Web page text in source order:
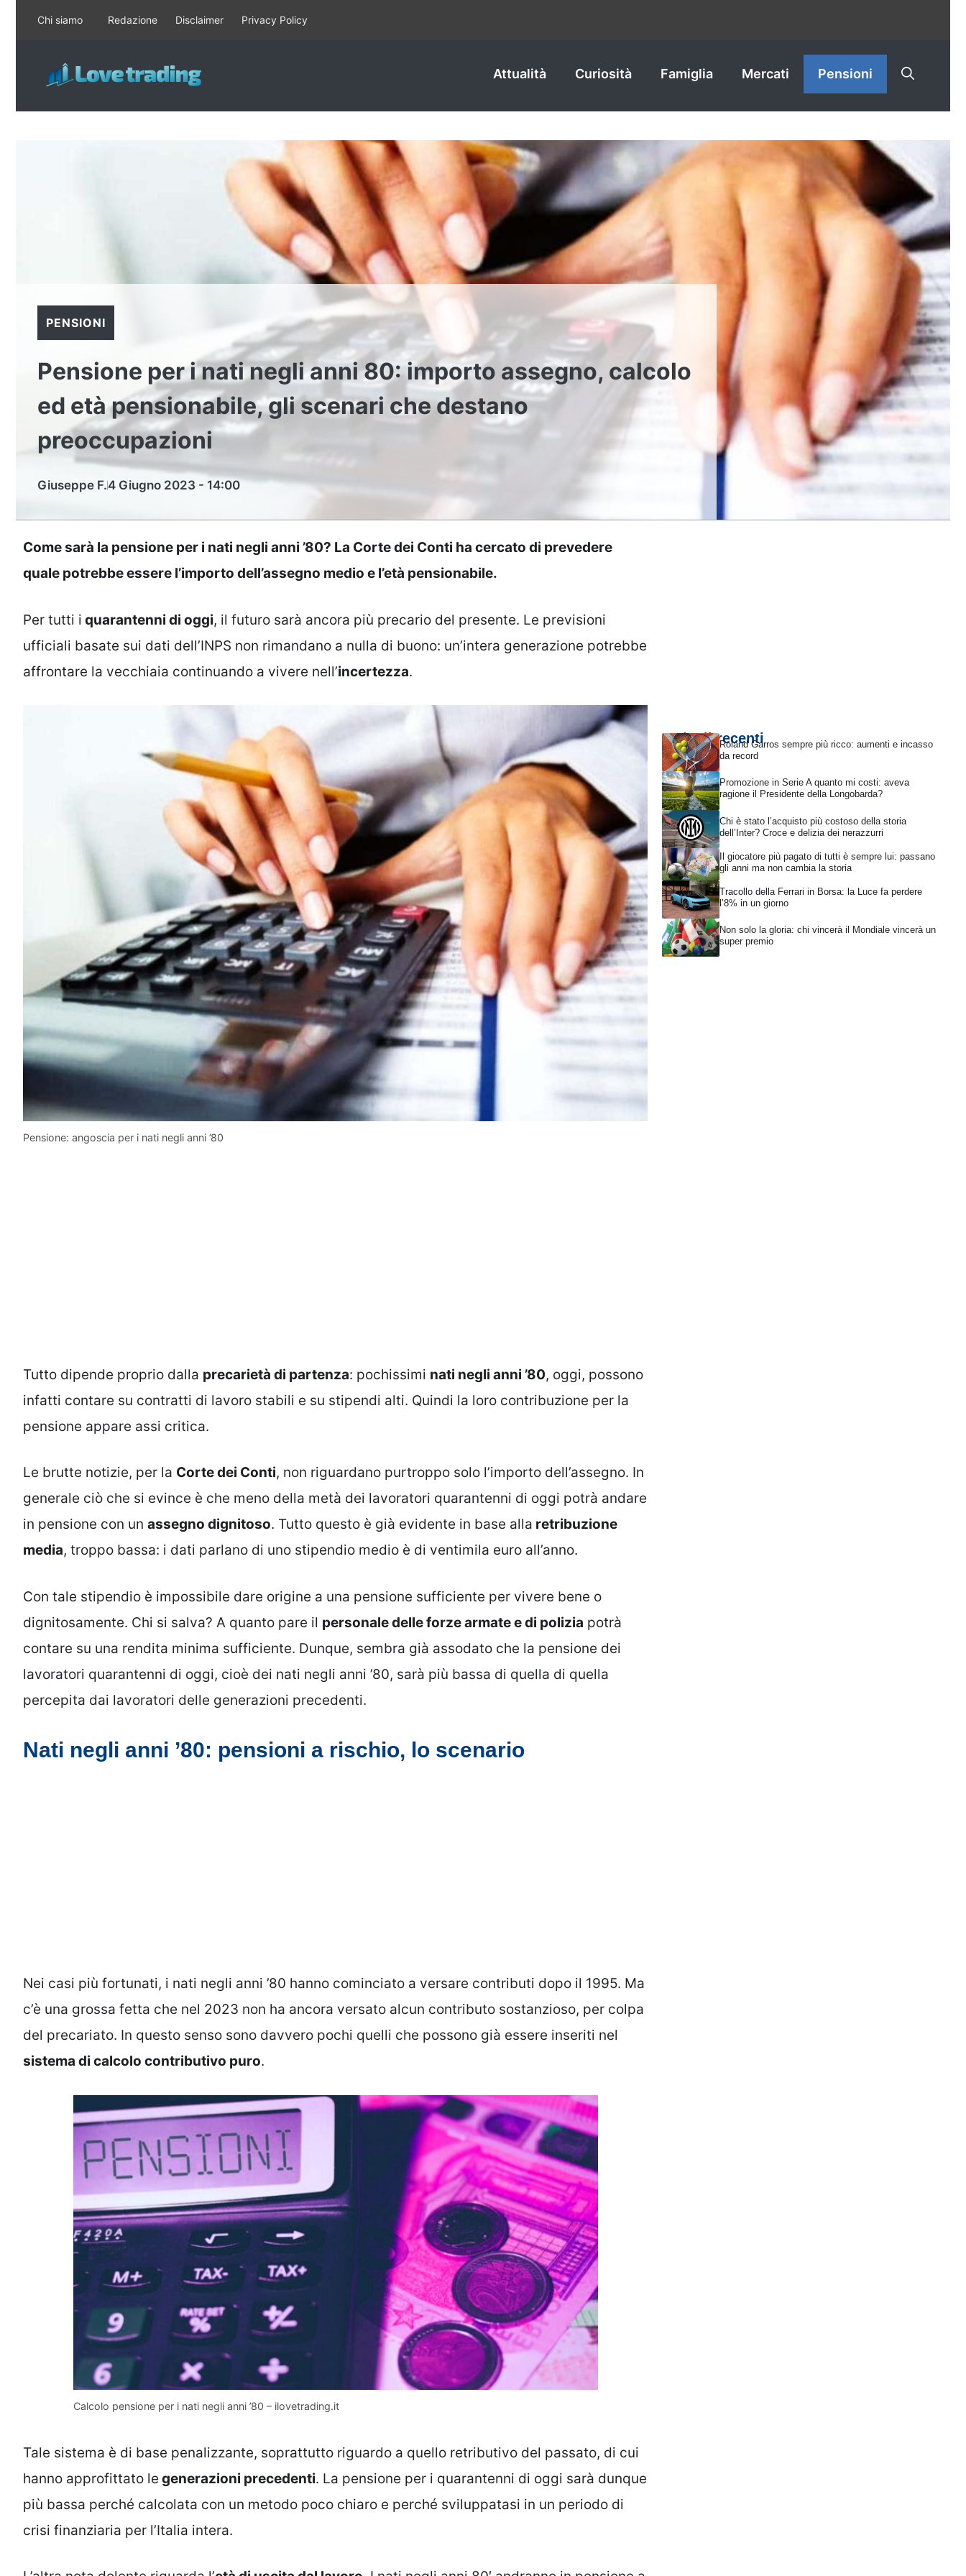
contenuto
Chi siamo Redazione Disclaimer Privacy Policy
Attualità Curiosità Famiglia Mercati Pensioni
PENSIONI
Pensione per i nati negli anni 80: importo assegno, calcolo
ed età pensionabile, gli scenari che destano
preoccupazioni
Giuseppe F.4 Giugno 2023 - 14:00
Come sarà la pensione per i nati negli anni ’80? La Corte dei Conti ha cercato di prevedere
quale potrebbe essere l’importo dell’assegno medio e l’età pensionabile.
Per tutti i quarantenni di oggi, il futuro sarà ancora più precario del presente. Le previsioni
ufficiali basate sui dati dell’INPS non rimandano a nulla di buono: un’intera generazione potrebbe
affrontare la vecchiaia continuando a vivere nell’incertezza.
Pensione: angoscia per i nati negli anni ’80
Tutto dipende proprio dalla precarietà di partenza: pochissimi nati negli anni ’80, oggi, possono
infatti contare su contratti di lavoro stabili e su stipendi alti. Quindi la loro contribuzione per la
pensione appare assi critica.
Le brutte notizie, per la Corte dei Conti, non riguardano purtroppo solo l’importo dell’assegno. In
generale ciò che si evince è che meno della metà dei lavoratori quarantenni di oggi potrà andare
in pensione con un assegno dignitoso. Tutto questo è già evidente in base alla retribuzione
media, troppo bassa: i dati parlano di uno stipendio medio è di ventimila euro all’anno.
Con tale stipendio è impossibile dare origine a una pensione sufficiente per vivere bene o
dignitosamente. Chi si salva? A quanto pare il personale delle forze armate e di polizia potrà
contare su una rendita minima sufficiente. Dunque, sembra già assodato che la pensione dei
lavoratori quarantenni di oggi, cioè dei nati negli anni ’80, sarà più bassa di quella di quella
percepita dai lavoratori delle generazioni precedenti.
Nati negli anni ’80: pensioni a rischio, lo scenario
Nei casi più fortunati, i nati negli anni ’80 hanno cominciato a versare contributi dopo il 1995. Ma
c’è una grossa fetta che nel 2023 non ha ancora versato alcun contributo sostanzioso, per colpa
del precariato. In questo senso sono davvero pochi quelli che possono già essere inseriti nel
sistema di calcolo contributivo puro.
Calcolo pensione per i nati negli anni ’80 – ilovetrading.it
Tale sistema è di base penalizzante, soprattutto riguardo a quello retributivo del passato, di cui
hanno approfittato le generazioni precedenti. La pensione per i quarantenni di oggi sarà dunque
più bassa perché calcolata con un metodo poco chiaro e perché sviluppatasi in un periodo di
crisi finanziaria per l’Italia intera.
Articoli recentiRoland Garros sempre più ricco: aumenti e incasso
da record
Promozione in Serie A quanto mi costi: aveva
ragione il Presidente della Longobarda?
Chi è stato l’acquisto più costoso della storia
dell’Inter? Croce e delizia dei nerazzurri
Il giocatore più pagato di tutti è sempre lui: passano
gli anni ma non cambia la storia
Tracollo della Ferrari in Borsa: la Luce fa perdere
l’8% in un giorno
Non solo la gloria: chi vincerà il Mondiale vincerà un
super premio